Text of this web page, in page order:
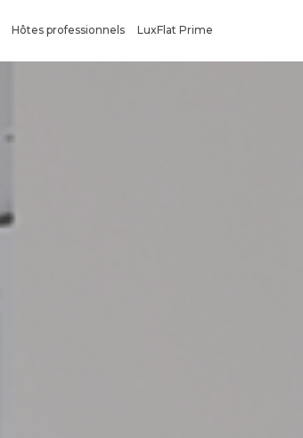
Hôtes professionnels LuxFlat Prime